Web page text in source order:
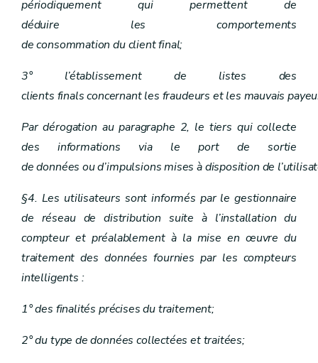
périodiquement qui permettent de
déduire les comportements
de consommation du client final;
3° l’établissement de listes des
clients finals concernant les fraudeurs et les mauvais
Par dérogation au paragraphe 2, le tiers qui collecte
des informations via le port de sortie
de données ou d’impulsions mises à disposition de
§4. Les utilisateurs sont informés par le gestionnaire
de réseau de distribution suite à l’installation du
compteur et préalablement à la mise en œuvre du
traitement des données fournies par les compteurs
intelligents :
1° des finalités précises du traitement;
2° du type de données collectées et traitées;